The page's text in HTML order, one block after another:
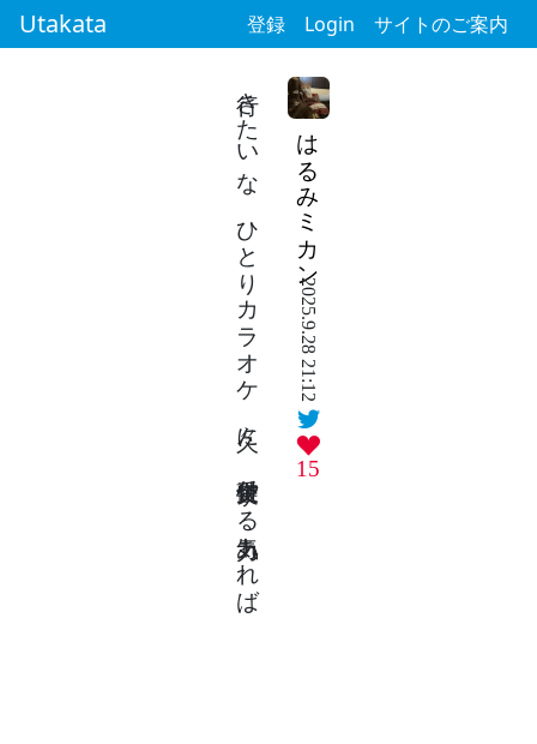
Utakata 登録 Login サイトのご案内
はるみミカン
2025.9.28 21:12
15
行きたいな ひとりカラオケ 久々に 受付突破 する気力あれば